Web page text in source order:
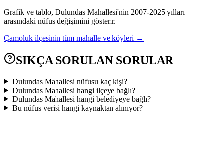
Grafik ve tablo, Dulundas Mahallesi'nin 2007-2025 yılları
arasındaki nüfus değişimini gösterir.
Çamoluk ilçesinin tüm mahalle ve köyleri →
SIKÇA SORULAN SORULAR
Dulundas Mahallesi nüfusu kaç kişi?
Dulundas Mahallesi hangi ilçeye bağlı?
Dulundas Mahallesi hangi belediyeye bağlı?
Bu nüfus verisi hangi kaynaktan alınıyor?